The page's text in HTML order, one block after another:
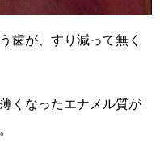
歯が、すり減って無く
くなったエナメル質が